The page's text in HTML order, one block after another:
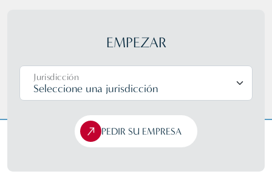
EMPEZAR
Jurisdicción
PEDIR SU EMPRESA